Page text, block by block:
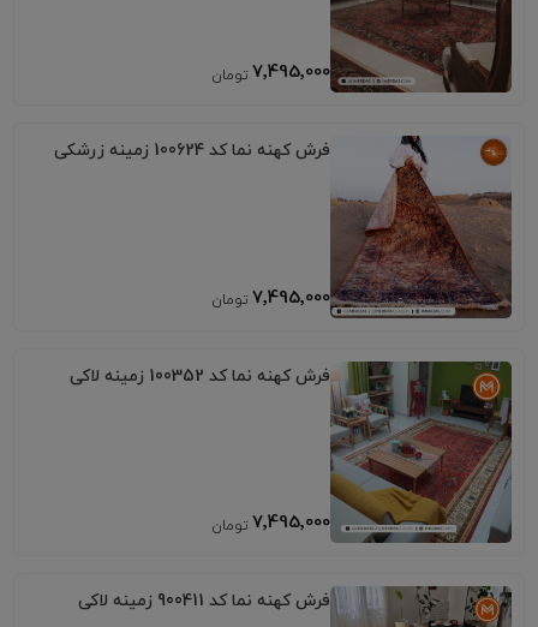
7٬495٬000
فرش کهنه نما کد 100624 زمینه زرشکی
7٬495٬000
فرش کهنه نما کد 100352 زمینه لاکی
7٬495٬000
فرش کهنه نما کد 900411 زمینه لاکی